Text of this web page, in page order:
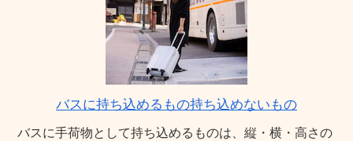
バスに持ち込めるもの持ち込めないもの
バスに手荷物として持ち込めるものは、縦・横・高さの